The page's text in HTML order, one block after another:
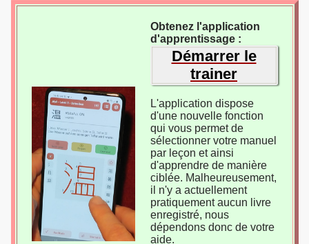
Obtenez l'application
d'apprentissage :
Démarrer le
trainer
L'application dispose
d'une nouvelle fonction
qui vous permet de
sélectionner votre manuel
par leçon et ainsi
d'apprendre de manière
ciblée. Malheureusement,
il n'y a actuellement
pratiquement aucun livre
enregistré, nous
dépendons donc de votre
aide.